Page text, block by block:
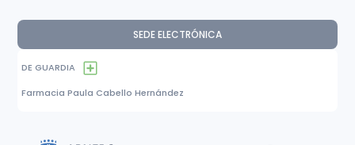
SEDE ELECTRÓNICA
DE GUARDIA
Farmacia Paula Cabello Hernández